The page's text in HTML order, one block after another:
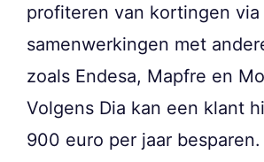
profiteren van kortingen via
samenwerkingen met
zoals Endesa, Mapfre en
Volgens Dia kan een klant
900 euro per jaar besparen.